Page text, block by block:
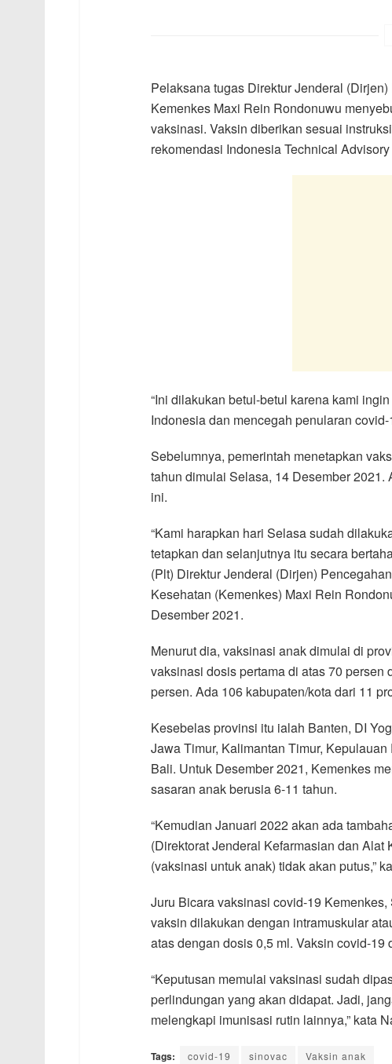
Pelaksana tugas Direktur Jenderal
Kemenkes Maxi Rein Rondonuwu
vaksinasi. Vaksin diberikan sesuai
rekomendasi Indonesia Technical
“Ini dilakukan betul-betul karena kami
Indonesia dan mencegah penularan covid-
Sebelumnya, pemerintah menetapkan
tahun dimulai Selasa, 14 Desember
ini.
“Kami harapkan hari Selasa sudah
tetapkan dan selanjutnya itu secara
(Plt) Direktur Jenderal (Dirjen)
Kesehatan (Kemenkes) Maxi Rein
Desember 2021.
Menurut dia, vaksinasi anak dimulai di
vaksinasi dosis pertama di atas 70
persen. Ada 106 kabupaten/kota dari 11
Kesebelas provinsi itu ialah Banten, DI
Jawa Timur, Kalimantan Timur,
Bali. Untuk Desember 2021, Kemenkes
sasaran anak berusia 6-11 tahun.
“Kemudian Januari 2022 akan ada
(Direktorat Jenderal Kefarmasian dan
(vaksinasi untuk anak) tidak akan putus,”
Juru Bicara vaksinasi covid-19
vaksin dilakukan dengan intramuskular
atas dengan dosis 0,5 ml. Vaksin covid-
“Keputusan memulai vaksinasi sudah
perlindungan yang akan didapat. Jadi,
melengkapi imunisasi rutin lainnya,” kata
Tags: covid-19 sinovac Vaksin anak